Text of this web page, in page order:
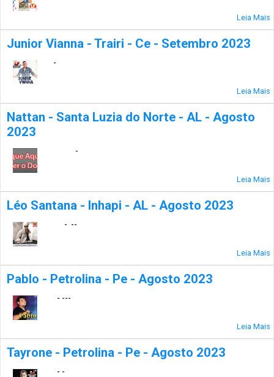
Leia Mais
Junior Vianna - Trairi - Ce - Setembro 2023
-
Leia Mais
Nattan - Santa Luzia do Norte - AL - Agosto
2023
-
Leia Mais
Léo Santana - Inhapi - AL - Agosto 2023
- --
Leia Mais
Pablo - Petrolina - Pe - Agosto 2023
- ---
Leia Mais
Tayrone - Petrolina - Pe - Agosto 2023
- -